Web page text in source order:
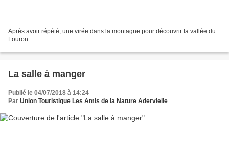
Après avoir répété, une virée dans la montagne pour découvrir la vallée du
Louron.
La salle à manger
Publié le 04/07/2018 à 14:24
Par Union Touristique Les Amis de la Nature Adervielle